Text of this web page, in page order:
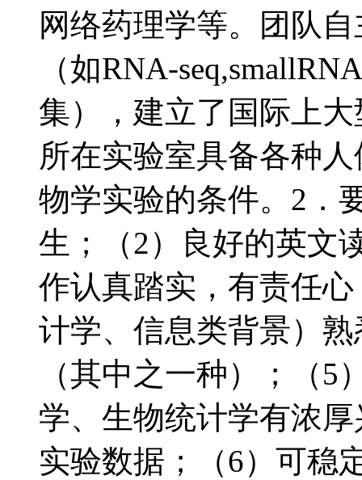
网络药理学等。团队
（如RNA-
集），建立了国际上
所在实验室具备各种
物学实验的条件。2．
生；（2）良好的英文
作认真踏实，有责任
计学、信息类背景）熟
（其中之一种）；（
学、生物统计学有浓
实验数据；（6）可稳